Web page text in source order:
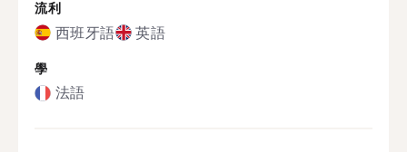
流利
西班牙語 英語
學
法語